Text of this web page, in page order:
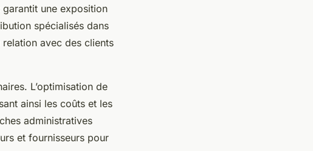
une exposition
spécialisés dans
avec des clients
L’optimisation de
ainsi les coûts et les
administratives
et fournisseurs pour